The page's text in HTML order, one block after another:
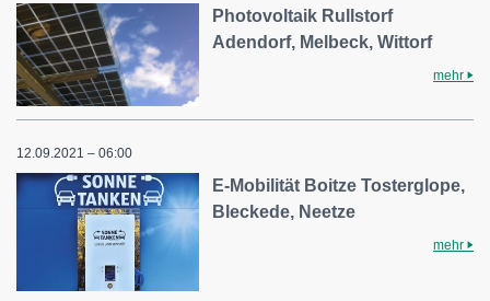
Photovoltaik Rullstorf
Adendorf, Melbeck, Wittorf
mehr
12.09.2021 – 06:00
E-Mobilität Boitze Tosterglope,
Bleckede, Neetze
mehr